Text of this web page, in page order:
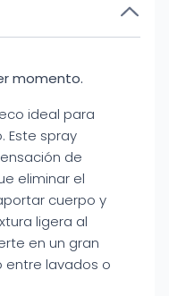
momento.
ideal para
Este spray
de
eliminar el
cuerpo y
ligera al
en un gran
entre lavados o